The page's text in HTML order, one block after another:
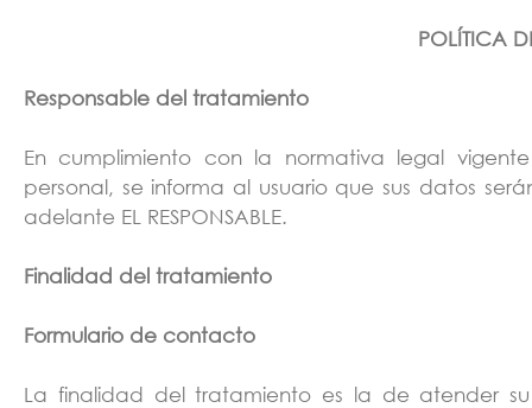
POLÍTICA
Responsable del tratamiento
En cumplimiento con la normativa legal
personal, se informa al usuario que sus datos
adelante EL RESPONSABLE.
Finalidad del tratamiento
Formulario de contacto
La finalidad del tratamiento es la de atender